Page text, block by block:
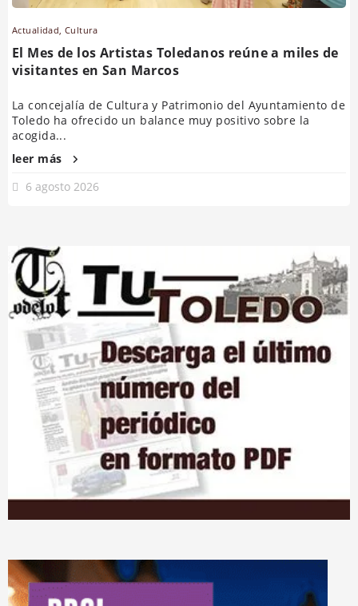
Actualidad,Cultura
El Mes de los Artistas Toledanos reúne a miles de
visitantes en San Marcos
La concejalía de Cultura y Patrimonio del Ayuntamiento de
Toledo ha ofrecido un balance muy positivo sobre la
acogida...
leer más
6 agosto 2026